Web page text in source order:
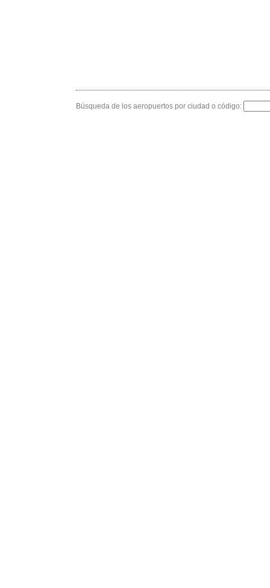
Búsqueda de los aeropuertos por ciudad o código: